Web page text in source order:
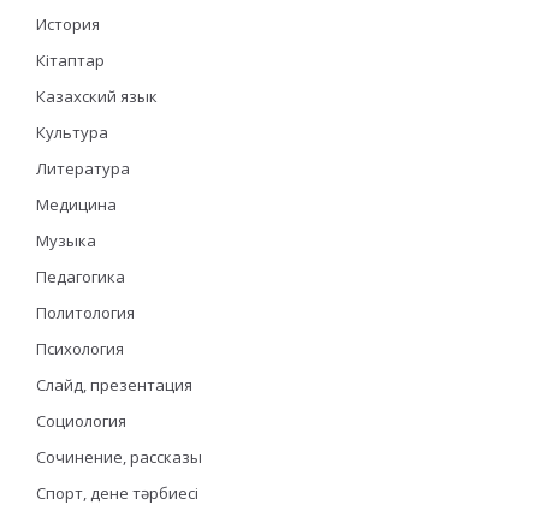
История
Кітаптар
Казахский язык
Культура
Литература
Медицина
Музыка
Педагогика
Политология
Психология
Слайд, презентация
Социология
Сочинение, рассказы
Спорт, дене тәрбиесі